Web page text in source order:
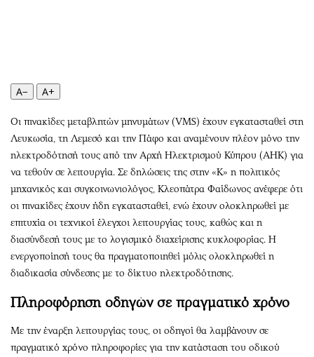
Πολιτισμός
Θέατρο-Χορός
Μουσική
Εικαστικά
Βιβλίο
Χειρόγραφα
Podcasts
Uncut
Προσφορές
Προσωπικότητες στην ''Κ''
Επιστολές
A− A+
Οι πινακίδες μεταβλητών μηνυμάτων (VMS) έχουν εγκατασταθεί στη
Λευκωσία, τη Λεμεσό και την Πάφο και αναμένουν πλέον μόνο την
ηλεκτροδότησή τους από την Αρχή Ηλεκτρισμού Κύπρου (ΑΗΚ) για
να τεθούν σε λειτουργία. Σε δηλώσεις της στην «Κ» η πολιτικός
μηχανικός και συγκοινωνιολόγος, Κλεοπάτρα Φαίδωνος ανέφερε ότι
οι πινακίδες έχουν ήδη εγκατασταθεί, ενώ έχουν ολοκληρωθεί με
επιτυχία οι τεχνικοί έλεγχοι λειτουργίας τους, καθώς και η
διασύνδεσή τους με το λογισμικό διαχείρισης κυκλοφορίας. Η
ενεργοποίησή τους θα πραγματοποιηθεί μόλις ολοκληρωθεί η
διαδικασία σύνδεσης με το δίκτυο ηλεκτροδότησης.
Πληροφόρηση οδηγών σε πραγματικό χρόνο
Με την έναρξη λειτουργίας τους, οι οδηγοί θα λαμβάνουν σε
πραγματικό χρόνο πληροφορίες για την κατάσταση του οδικού